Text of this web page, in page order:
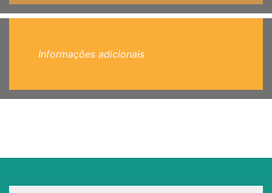
Informações adicionais